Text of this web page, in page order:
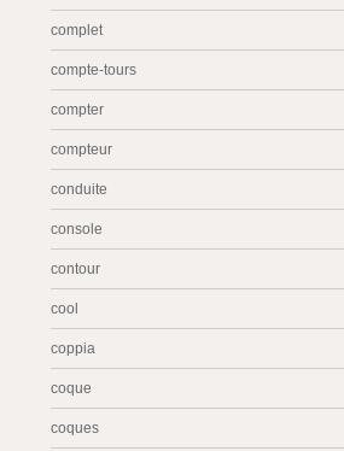
complet
compte-tours
compter
compteur
conduite
console
contour
cool
coppia
coque
coques